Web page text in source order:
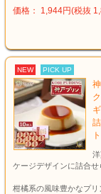
価格： 1,944円(税抜
NEW PICK UP
ケージデザインに詰合せ
柑橘系の風味豊かなプリ